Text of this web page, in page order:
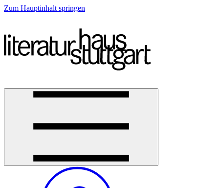
Zum Hauptinhalt springen